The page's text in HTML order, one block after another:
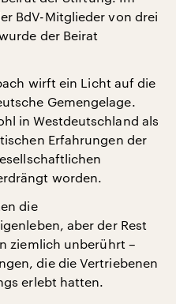
BdV-Mitglieder von drei
der Beirat
wirft ein Licht auf die
Gemengelage.
in Westdeutschland als
Erfahrungen der
worden.
die
aber der Rest
ziemlich unberührt –
die die Vertriebenen
erlebt hatten.